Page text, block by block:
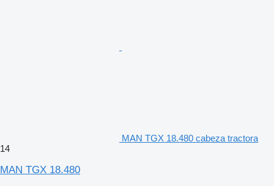
MAN TGX 18.480 cabeza tractora
14
MAN TGX 18.480